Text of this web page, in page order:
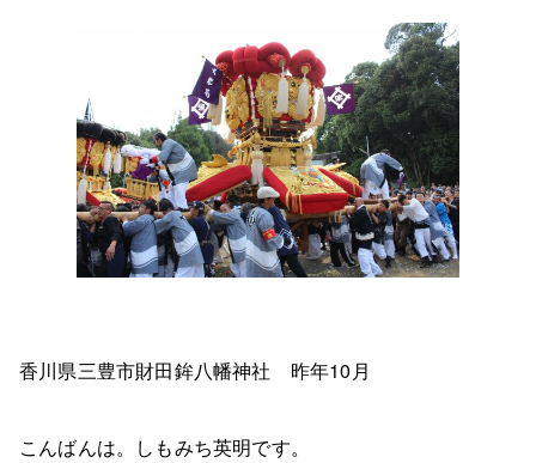
香川県三豊市財田鉾八幡神社 昨年10月
こんばんは。しもみち英明です。